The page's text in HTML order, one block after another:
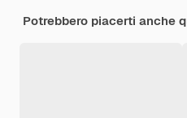
Potrebbero piacerti anche